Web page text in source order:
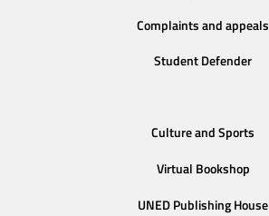
Complaints and appeals
Student Defender
Culture and Sports
Virtual Bookshop
UNED Publishing House